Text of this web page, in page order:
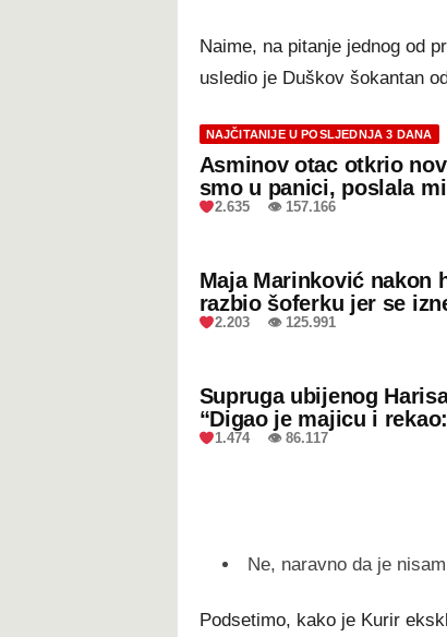
Naime, na pitanje jednog od
usledio je Duškov šokantan
NAJČITANIJE U POSLJEDNJA 3 DANA
Asminov otac otkrio
smo u panici, poslala
2.635 👁 157.166
Maja Marinković nakon
razbio šoferku jer se
2.203 👁 125.991
Supruga ubijenog
“Digao je majicu i
1.474 👁 86.117
Ne, naravno da je
Podsetimo, kako je Kurir